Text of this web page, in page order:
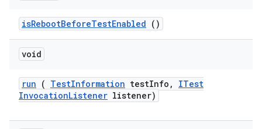
isRebootBeforeTestEnabled ()
void
run ( TestInformation testInfo ,
ITest
InvocationListener listener)